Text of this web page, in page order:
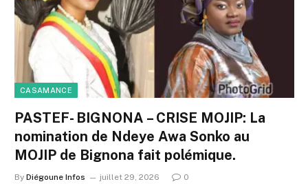
CASAMANCE
PASTEF- BIGNONA – CRISE MOJIP: La
nomination de Ndeye Awa Sonko au
MOJIP de Bignona fait polémique.
By Diégoune Infos juillet 29, 2026 0